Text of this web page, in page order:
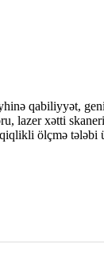
qabiliyyət,
lazer xətti
ölçmə tələbi